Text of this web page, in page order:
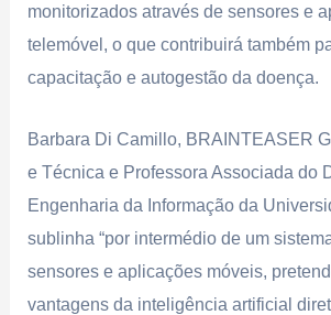
monitorizados através de sensores e
telemóvel, o que contribuirá também
capacitação e autogestão da doença.
Barbara Di Camillo, BRAINTEASER
e Técnica e Professora Associada do
Engenharia da Informação da
sublinha “por intermédio de um
sensores e aplicações móveis,
vantagens da inteligência artificial